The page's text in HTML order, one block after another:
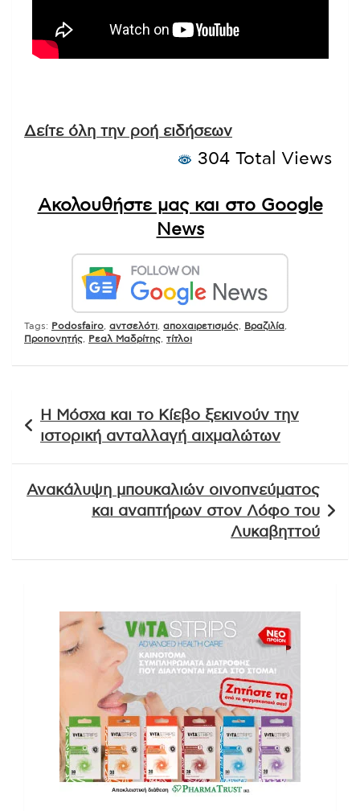
Δείτε όλη την ροή ειδήσεων
304 Total Views
Ακολουθήστε μας και στο Google
News
Tags: Podosfairo αντσελότι αποχαιρετισμός Βραζιλία
Προπονητής
Ρεαλ Μαδρίτης τίτλοι
άρθρων
Η Μόσχα και το Κίεβο ξεκινούν την
ιστορική ανταλλαγή αιχμαλώτων
Ανακάλυψη μπουκαλιών οινοπνεύματος
και αναπτήρων στον Λόφο του
Λυκαβηττού